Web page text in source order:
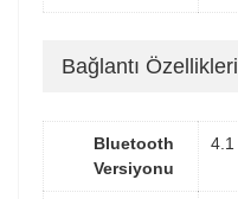
Bağlantı Özellikleri
Bluetooth
Versiyonu
4.1